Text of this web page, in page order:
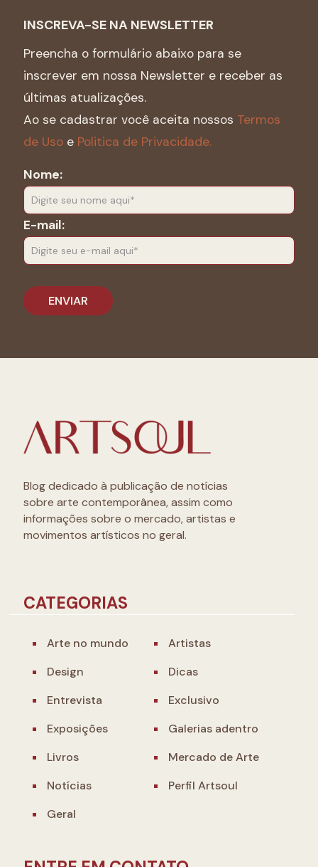
INSCREVA-SE NA NEWSLETTER
Preencha o formulário abaixo para se
inscrever em nossa Newsletter e receber as
últimas atualizações.
Ao se cadastrar você aceita nossos Termos
de Uso e Politica de Privacidade.
Nome:
E-mail:
Blog dedicado à publicação de notícias
sobre arte contemporânea, assim como
informações sobre o mercado, artistas e
movimentos artísticos no geral.
CATEGORIAS
Arte no mundo
Artistas
Design
Dicas
Entrevista
Exclusivo
Exposições
Galerias adentro
Livros
Mercado de Arte
Notícias
Perfil Artsoul
Geral